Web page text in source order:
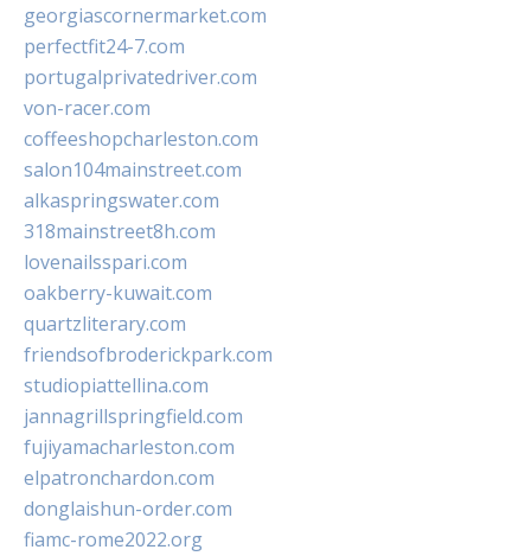
georgiascornermarket.com
perfectfit24-7.com
portugalprivatedriver.com
von-racer.com
coffeeshopcharleston.com
salon104mainstreet.com
alkaspringswater.com
318mainstreet8h.com
lovenailsspari.com
oakberry-kuwait.com
quartzliterary.com
friendsofbroderickpark.com
studiopiattellina.com
jannagrillspringfield.com
fujiyamacharleston.com
elpatronchardon.com
donglaishun-order.com
fiamc-rome2022.org